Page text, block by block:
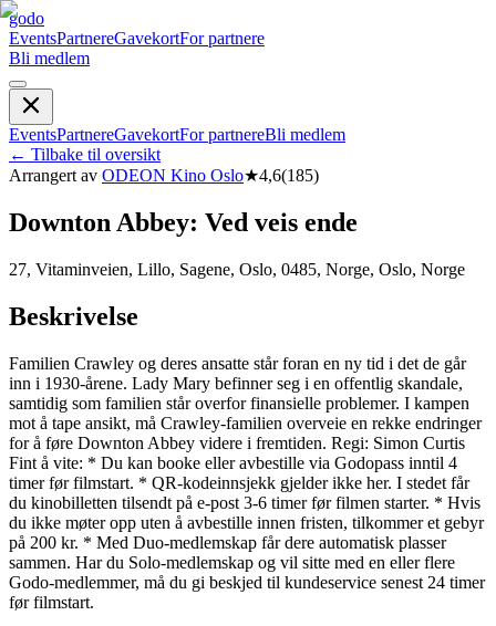
godo
EventsPartnereGavekortFor partnere
Bli medlem
EventsPartnereGavekortFor partnereBli medlem
← Tilbake til oversikt
Arrangert av ODEON Kino Oslo★4,6(185)
Downton Abbey: Ved veis ende
27, Vitaminveien, Lillo, Sagene, Oslo, 0485, Norge, Oslo, Norge
Beskrivelse
Familien Crawley og deres ansatte står foran en ny tid i det de går
inn i 1930-årene. Lady Mary befinner seg i en offentlig skandale,
samtidig som familien står overfor finansielle problemer. I kampen
mot å tape ansikt, må Crawley-familien overveie en rekke endringer
for å føre Downton Abbey videre i fremtiden. Regi: Simon Curtis
Fint å vite: * Du kan booke eller avbestille via Godopass inntil 4
timer før filmstart. * QR-kodeinnsjekk gjelder ikke her. I stedet får
du kinobilletten tilsendt på e-post 3-6 timer før filmen starter. * Hvis
du ikke møter opp uten å avbestille innen fristen, tilkommer et gebyr
på 200 kr. * Med Duo-medlemskap får dere automatisk plasser
sammen. Har du Solo-medlemskap og vil sitte med en eller flere
Godo-medlemmer, må du gi beskjed til kundeservice senest 24 timer
før filmstart.